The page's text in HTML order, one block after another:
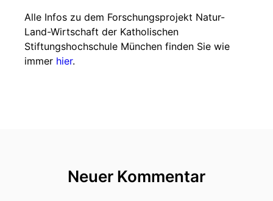
Alle Infos zu dem Forschungsprojekt Natur-
Land-Wirtschaft der Katholischen
Stiftungshochschule München finden Sie wie
immer hier.
Neuer Kommentar